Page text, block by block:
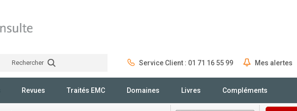
Rechercher Service Client : 01 71 16 55 99 Mes alertes
Revues Traités EMC Domaines Livres Compléments